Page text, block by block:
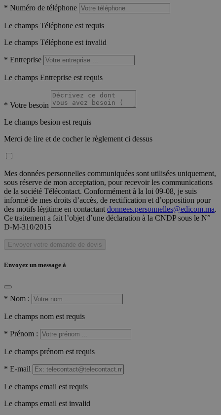
* Numéro de téléphone
Le champs Téléphone est requis
Le champs Téléphone est invalid
* Entreprise
Le champs Entreprise est requis
* Votre besoin
Le champs besion est requis
Merci de lire et de cocher le règlement ci dessus
Mes données personnelles communiquées sont utilisées uniquement,
sous réserve de mon acceptation, pour recevoir les communications
de la société Télécontact. Conformément à la loi 09-08, je suis
informé de mes droits d’accès, de rectification et d’opposition pour
des motifs légitime en contactant donnees.personnelles@edicom.ma.
Ce traitement a fait l’objet d’une déclaration à la CNDP sous le N°
D-M-310/2015
Envoyer votre demande de devis
Envoyez un message à
* Nom :
Le champs nom est requis
* Prénom :
Le champs prénom est requis
* E-mail
Le champs email est requis
Le champs email est invalid